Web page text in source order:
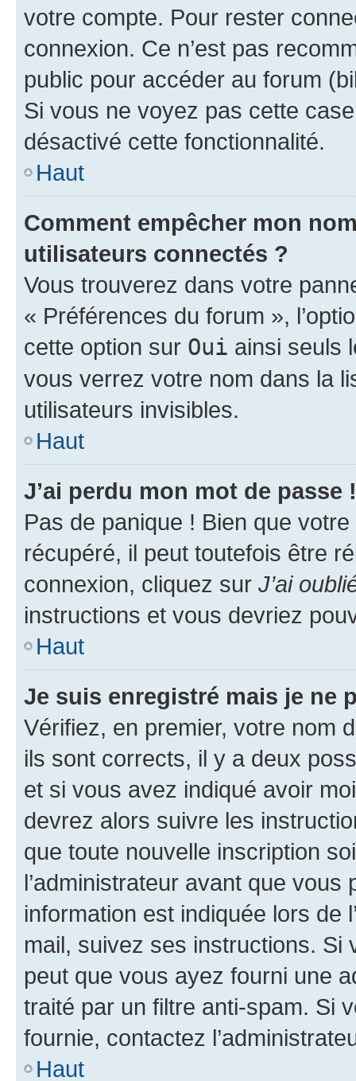
votre compte. Pour rester
connexion. Ce n’est pas
public pour accéder au forum
Si vous ne voyez pas cette
désactivé cette fonctionnalité.
Haut
Comment empêcher mon
utilisateurs connectés ?
Vous trouverez dans votre
« Préférences du forum »,
cette option sur Oui ainsi seuls
vous verrez votre nom dans la
utilisateurs invisibles.
Haut
J’ai perdu mon mot de passe !
Pas de panique ! Bien que
récupéré, il peut toutefois être
connexion, cliquez sur J’ai
instructions et vous devriez
Haut
Je suis enregistré mais je ne
Vérifiez, en premier, votre nom
ils sont corrects, il y a deux
et si vous avez indiqué avoir
devrez alors suivre les
que toute nouvelle inscription
l’administrateur avant que
information est indiquée lors de
mail, suivez ses instructions. Si
peut que vous ayez fourni une
traité par un filtre anti-spam. Si
fournie, contactez
Haut